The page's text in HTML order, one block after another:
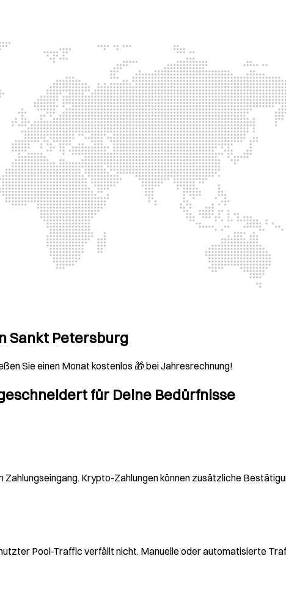
Sankt Petersburg
Sie einen Monat kostenlos 🎁 bei Jahresrechnung!
für Deine Bedürfnisse
Krypto-Zahlungen können zusätzliche
Pool-Traffic verfällt nicht. Manuelle oder automatisierte